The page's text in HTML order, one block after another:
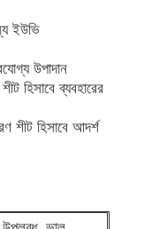
ইউভি
উপাদান
হিসাবে ব্যবহারের
শীট হিসাবে আদর্শ